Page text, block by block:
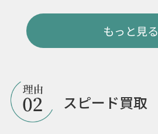
もっと見る
スピード買取